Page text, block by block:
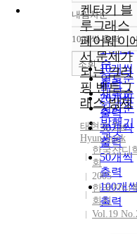
정확도
순
인기도
순
연도순
제목순
저자순
발행기
관순
내림차순
내림차
10개씩 출력
10개씩
출력
20개씩
출력
30개씩
출력
50개씩
출력
100개
출력
조회
켄터키 블
루그래스
페어웨이
서 문제가
되는 크리
핑 벤트그
래스 방제
태현숙,Tae
Hyun-Sook
한국잔디
회
2005
한국잔디
회지
Vol.19